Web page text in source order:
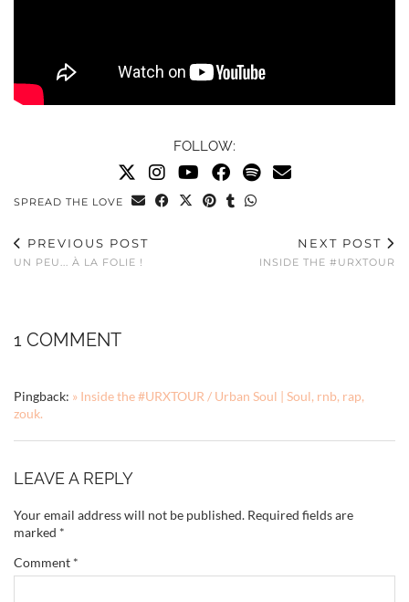
FOLLOW:
SPREAD THE LOVE
PREVIOUS POST
UN PEU... À LA FOLIE !
NEXT POST
INSIDE THE #URXTOUR
1 COMMENT
Pingback: » Inside the #URXTOUR / Urban Soul | Soul, rnb, rap,
zouk.
LEAVE A REPLY
Your email address will not be published. Required fields are
marked *
Comment *